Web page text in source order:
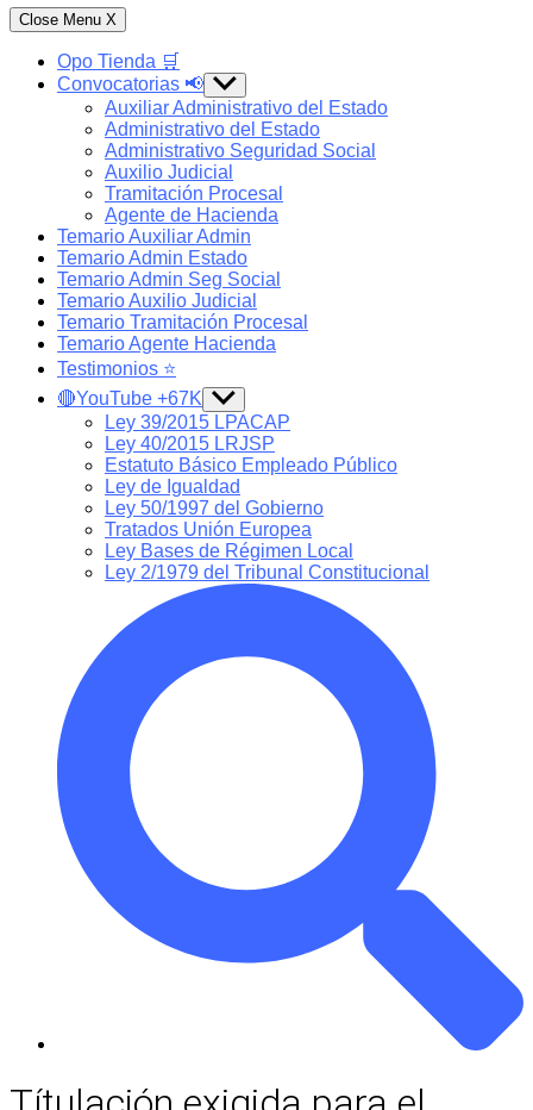
Close Menu X
Opo Tienda 🛒
Convocatorias 📢 Show
sub
menu
Auxiliar Administrativo del Estado
Administrativo del Estado
Administrativo Seguridad Social
Auxilio Judicial
Tramitación Procesal
Agente de Hacienda
Temario Auxiliar Admin
Temario Admin Estado
Temario Admin Seg Social
Temario Auxilio Judicial
Temario Tramitación Procesal
Temario Agente Hacienda
Testimonios ⭐️
🔴YouTube +67K Show
sub
menu
Ley 39/2015 LPACAP
Ley 40/2015 LRJSP
Estatuto Básico Empleado Público
Ley de Igualdad
Ley 50/1997 del Gobierno
Tratados Unión Europea
Ley Bases de Régimen Local
Ley 2/1979 del Tribunal Constitucional